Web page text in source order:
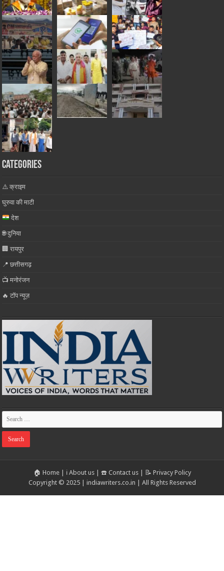
Categories
⚠️ क्राइम
घुरुवा की माटी
देश
🌐 दुनिया
🏢 रायपुर
📍 छत्तीसगढ़
📺 मनोरंजन
🔥 टॉप न्यूज़
🏠 Home| ℹ️ About us| ☎️ Contact us|
📝 Privacy Policy
Copyright © 2025 | indiawriters.co.in | All Rights Reserved